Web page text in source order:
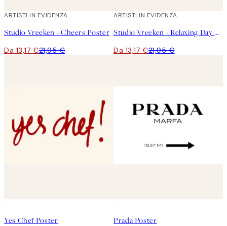
40%*
ARTISTI IN EVIDENZA
Studio Vreeken - Cheers Poster
Da 13,17 €21,95 €
40%*
ARTISTI IN EVIDENZA
Studio Vreeken - Relaxing Day No2 Poster
Da 13,17 €21,95 €
Yes Chef Poster Prada Poster